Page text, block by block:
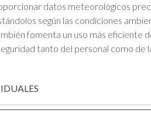
datos meteorológicos
según las condiciones
fomenta un uso más eficiente
tanto del personal como de